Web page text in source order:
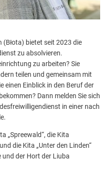
bietet seit 2023 die
zu absolvieren.
zu arbeiten? Sie
teilen und gemeinsam mit
einen Einblick in den Beruf der
Dann melden Sie sich
in einer nach
„Spreewald“, die Kita
die Kita „Unter den Linden“
der Hort der Liuba